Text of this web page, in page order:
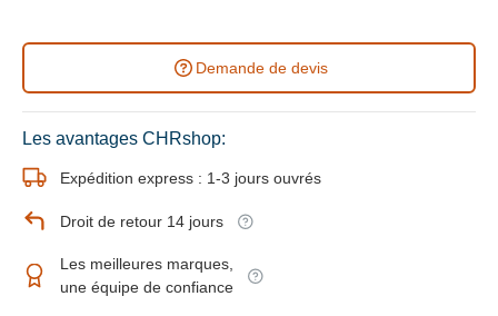
Demande de devis
Les avantages CHRshop:
Expédition express : 1-3 jours ouvrés
Droit de retour 14 jours
Les meilleures marques,
une équipe de confiance